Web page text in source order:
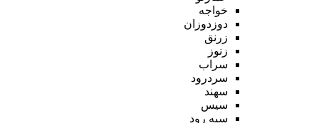
خواجه
دوزدوزان
زرنق
زنوز
سراب
سردرود
سهند
سیس
سیه رود